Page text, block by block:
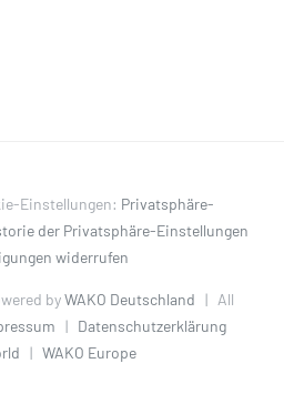
Einstellungen: Privatsphäre-
der Privatsphäre-Einstellungen
widerrufen
byWAKO Deutschland | All
| Datenschutzerklärung
| WAKO Europe